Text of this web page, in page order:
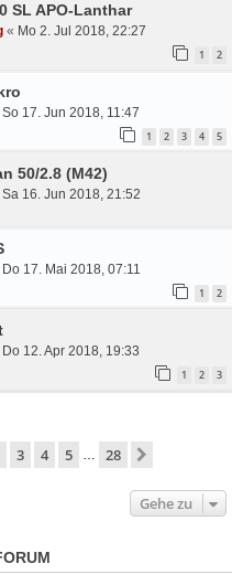
SL APO-Lanthar
« Mo 2. Jul 2018, 22:27
1 2
So 17. Jun 2018, 11:47
1 2 3 4 5
50/2.8 (M42)
Sa 16. Jun 2018, 21:52
Do 17. Mai 2018, 07:11
1 2
Do 12. Apr 2018, 19:33
1 2 3
28
3 4 5 … 28
Gehe zu